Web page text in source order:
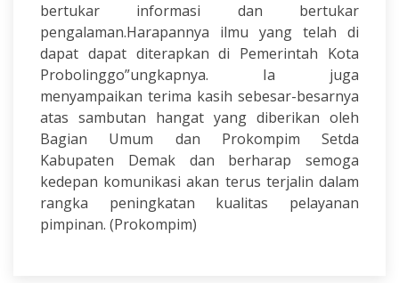
bertukar informasi dan bertukar
pengalaman.Harapannya ilmu yang telah di
dapat dapat diterapkan di Pemerintah Kota
Probolinggo”ungkapnya. Ia juga
menyampaikan terima kasih sebesar-besarnya
atas sambutan hangat yang diberikan oleh
Bagian Umum dan Prokompim Setda
Kabupaten Demak dan berharap semoga
kedepan komunikasi akan terus terjalin dalam
rangka peningkatan kualitas pelayanan
pimpinan. (Prokompim)